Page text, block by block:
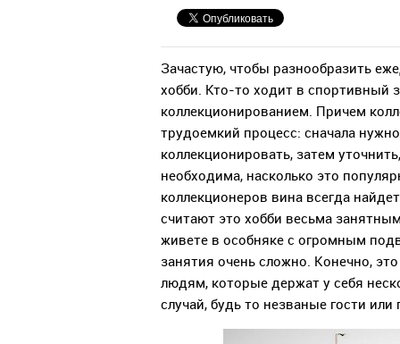
Зачастую, чтобы разнообразить
хобби. Кто-то ходит в спортивный
коллекционированием. Причем
трудоемкий процесс: сначала
коллекционировать, затем
необходима, насколько это
коллекционеров вина всегда
считают это хобби весьма
живете в особняке с огромным
занятия очень сложно. Конечно,
людям, которые держат у себя
случай, будь то незваные гости